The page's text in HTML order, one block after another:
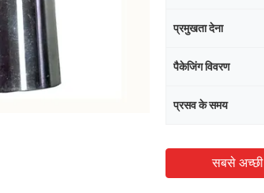
प्रमुखता देना
पैकेजिंग विवरण
प्रसव के समय
सबसे